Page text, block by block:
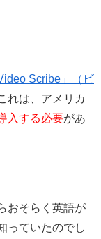
Scribe」（ビ
れは、アメリカ
入する必要があ
おそらく英語が
っていたのでし